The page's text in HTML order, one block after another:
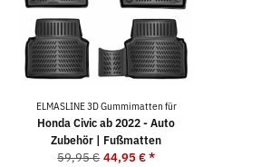
ELMASLINE 3D Gummimatten für
Honda Civic ab 2022 - Auto
Zubehör | Fußmatten
59,95 € 44,95 €*